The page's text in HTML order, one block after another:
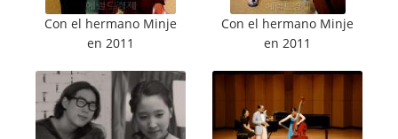
Con el hermano Minje
en 2011
Con el hermano Minje
en 2011